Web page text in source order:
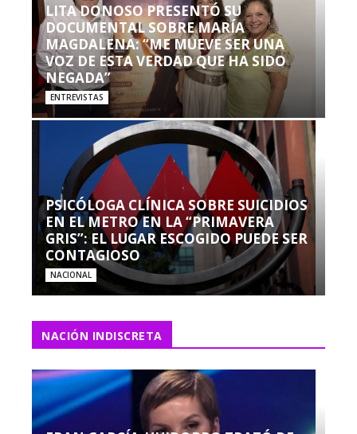
LITA DONOSO PRESENTÓ SU
DOCUMENTAL SOBRE MARÍA
MAGDALENA: “ME MUEVE SER UNA
VOZ DE ESTA VERDAD QUE HA SIDO
NEGADA”
ENTREVISTAS
PSICÓLOGA CLÍNICA SOBRE SUICIDIOS
EN EL METRO EN LA “PRIMAVERA
GRIS”: EL LUGAR ESCOGIDO PUEDE SER
CONTAGIOSO
NACIONAL
NACIÓN INDISCRETA